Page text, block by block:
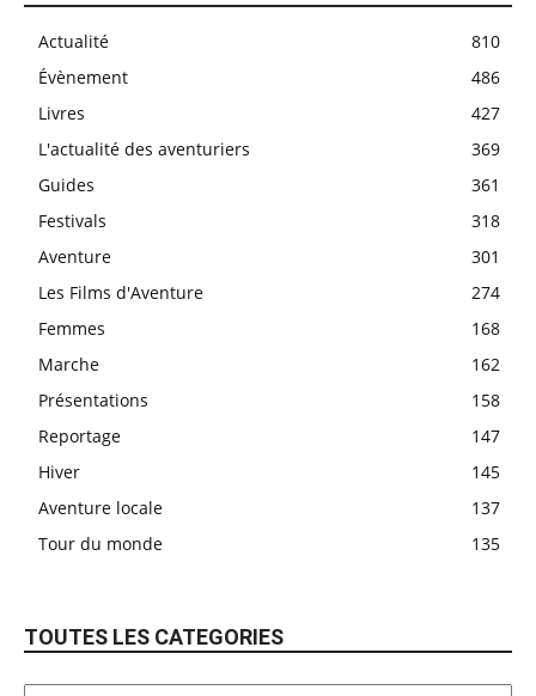
Actualité
810
Évènement
486
Livres
427
L'actualité des aventuriers
369
Guides
361
Festivals
318
Aventure
301
Les Films d'Aventure
274
Femmes
168
Marche
162
Présentations
158
Reportage
147
Hiver
145
Aventure locale
137
Tour du monde
135
TOUTES LES CATEGORIES